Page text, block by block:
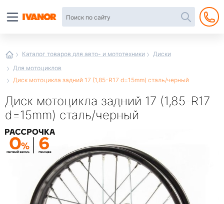
Каталог товаров для авто- и мототехники
Диски
Для мотоциклов
Диск мотоцикла задний 17 (1,85-R17 d=15mm) сталь/черный
Диск мотоцикла задний 17 (1,85-R17
d=15mm) сталь/черный
интернет-